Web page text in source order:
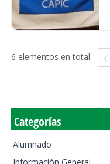
6 elementos en total:
Categorías
Alumnado
Información General